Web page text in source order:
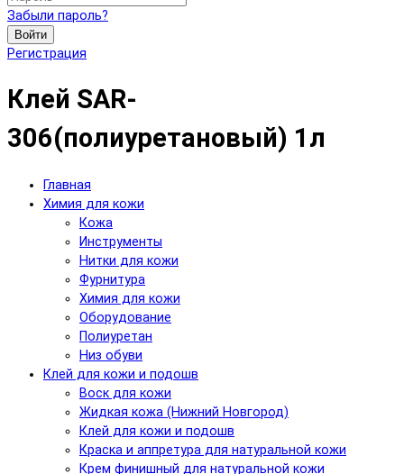
Забыли пароль?
Войти
Регистрация
Клей SAR-
306(полиуретановый) 1л
Главная
Химия для кожи
Кожа
Инструменты
Нитки для кожи
Фурнитура
Химия для кожи
Оборудование
Полиуретан
Низ обуви
Клей для кожи и подошв
Воск для кожи
Жидкая кожа (Нижний Новгород)
Клей для кожи и подошв
Краска и аппретура для натуральной кожи
Крем финишный для натуральной кожи